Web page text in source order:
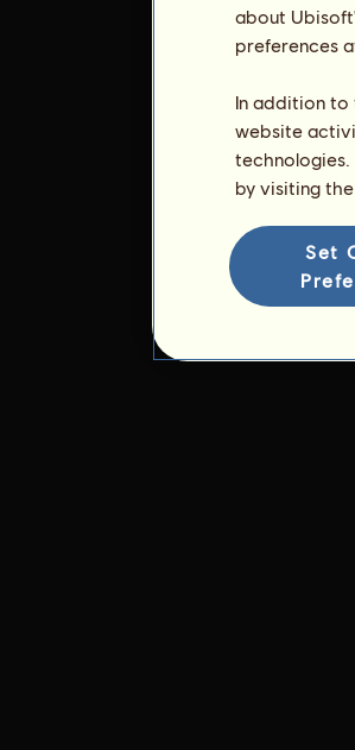
about
preferences
In addition to
website
technologies.
by visiting
Set